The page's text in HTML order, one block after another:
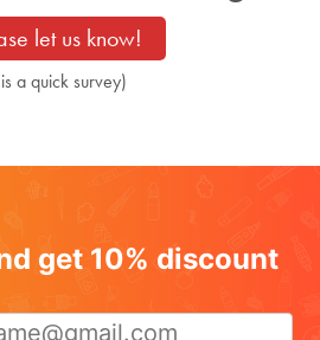
let us know!
a quick survey)
get 10% discount